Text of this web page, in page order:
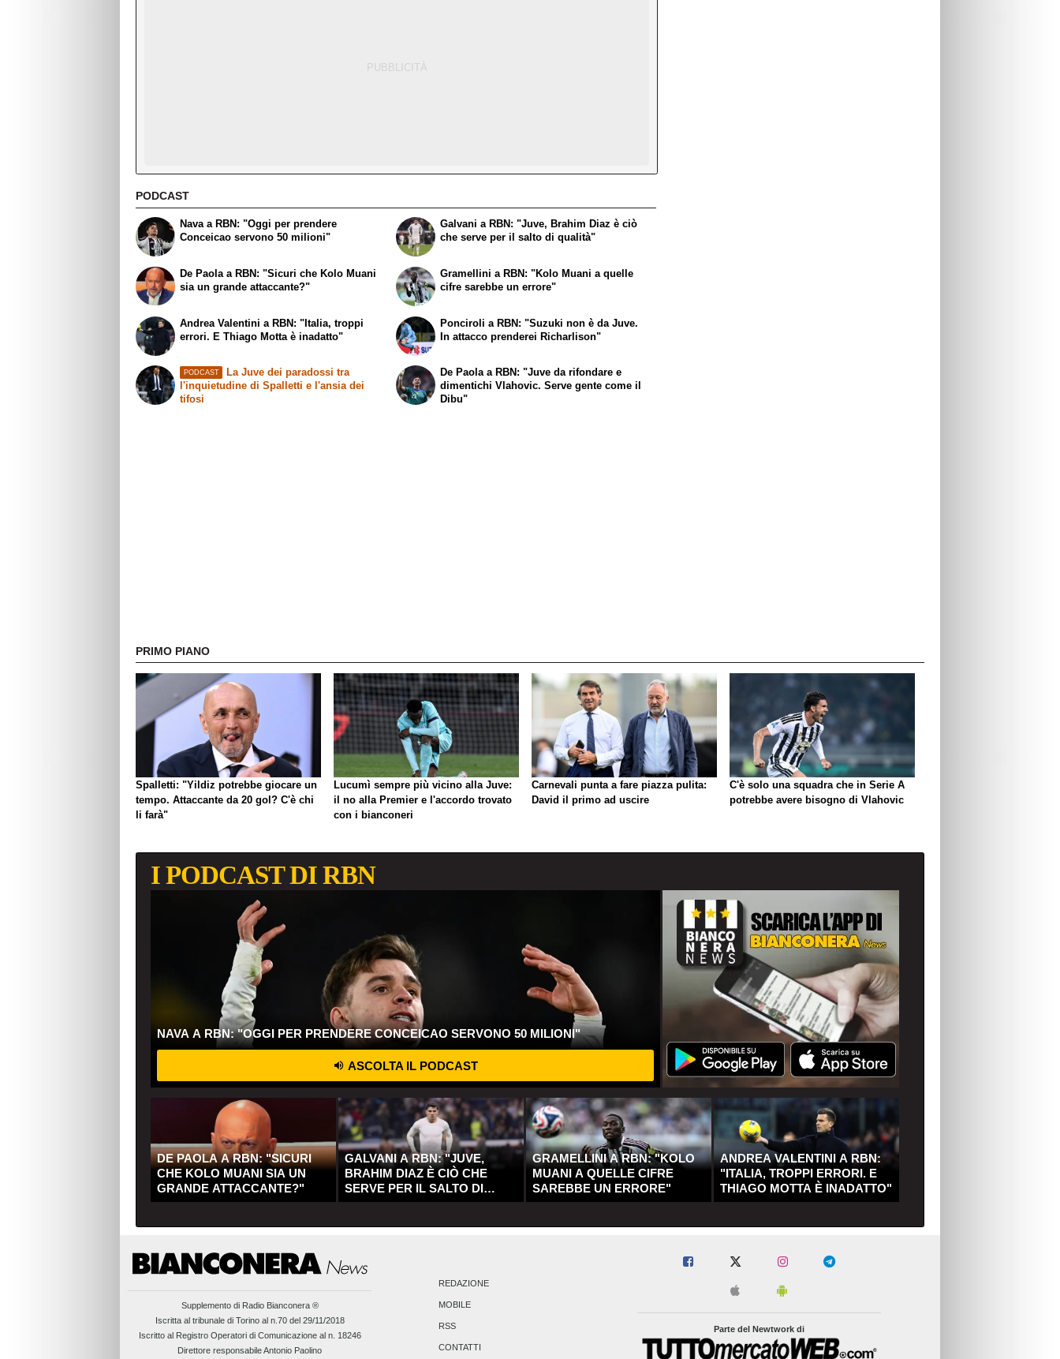
PODCAST
Nava a RBN: "Oggi per prendere
Conceicao servono 50 milioni"
De Paola a RBN: "Sicuri che Kolo Muani
sia un grande attaccante?"
Galvani a RBN: "Juve, Brahim Diaz è ciò
che serve per il salto di qualità"
Gramellini a RBN: "Kolo Muani a quelle
cifre sarebbe un errore"
Andrea Valentini a RBN: "Italia, troppi
errori. E Thiago Motta è inadatto"
PODCAST
La Juve dei paradossi tra
l'inquietudine di Spalletti e l'ansia dei
tifosi
Ponciroli a RBN: "Suzuki non è da Juve.
In attacco prenderei Richarlison"
De Paola a RBN: "Juve da rifondare e
dimentichi Vlahovic. Serve gente come il
Dibu"
PRIMO PIANO
Spalletti: "Yildiz potrebbe giocare un
tempo. Attaccante da 20 gol? C'è chi
li farà"
Lucumì sempre più vicino alla Juve:
il no alla Premier e l'accordo trovato
con i bianconeri
Carnevali punta a fare piazza pulita:
David il primo ad uscire
C'è solo una squadra che in Serie A
potrebbe avere bisogno di Vlahovic
I PODCAST DI RBN
NAVA A RBN: "OGGI PER PRENDERE CONCEICAO SERVONO 50 MILIONI"
ASCOLTA IL PODCAST
DE PAOLA A RBN: "SICURI
CHE KOLO MUANI SIA UN
GRANDE ATTACCANTE?"
GALVANI A RBN: "JUVE,
BRAHIM DIAZ È CIÒ CHE
SERVE PER IL SALTO DI
QUALITÀ"
GRAMELLINI A RBN: "KOLO
MUANI A QUELLE CIFRE
SAREBBE UN ERRORE"
ANDREA VALENTINI A RBN:
"ITALIA, TROPPI ERRORI. E
THIAGO MOTTA È INADATTO"
Supplemento di Radio Bianconera ®
Iscritta al tribunale di Torino al n.70 del 29/11/2018
Iscritto al Registro Operatori di Comunicazione al n. 18246
Direttore responsabile Antonio Paolino
REDAZIONE
MOBILE
RSS
CONTATTI
Parte del Newtwork di